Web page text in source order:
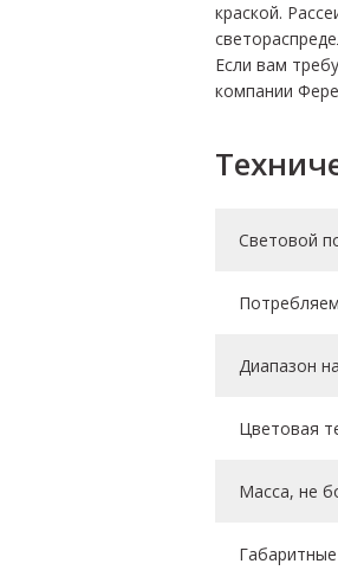
краской.
Если вам
компании
Световой
Диапазон
Цветовая
Масса, не